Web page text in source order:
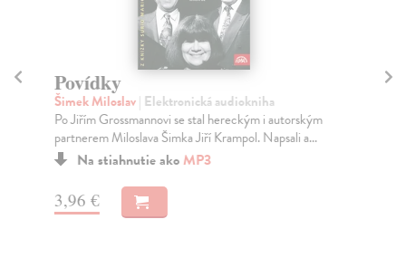
Povídky
Šimek Miloslav| Elektronická audiokniha
Po Jiřím Grossmannovi se stal hereckým i autorským
partnerem Miloslava Šimka Jiří Krampol. Napsali a...
Na stiahnutie akoMP3
3,96 €